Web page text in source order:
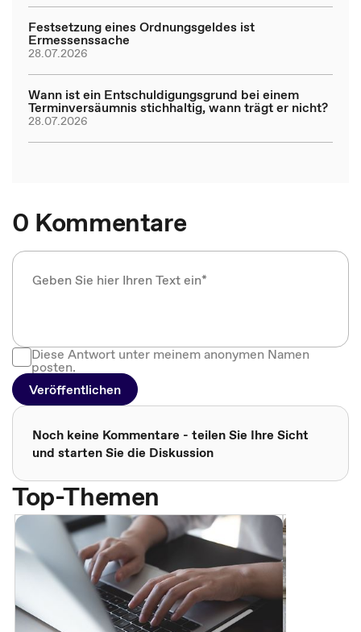
Festsetzung eines Ordnungsgeldes ist
Ermessenssache
28.07.2026
Wann ist ein Entschuldigungsgrund bei einem
Terminversäumnis stichhaltig, wann trägt er nicht?
28.07.2026
0 Kommentare
Diese Antwort unter meinem anonymen Namen
posten.
Veröffentlichen
Noch keine Kommentare - teilen Sie Ihre Sicht
und starten Sie die Diskussion
Top-Themen